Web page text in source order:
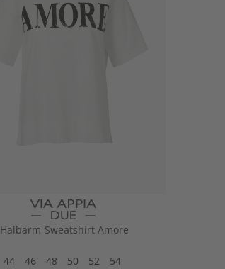
Halbarm-Sweatshirt Amore
44 46 48 50 52 54